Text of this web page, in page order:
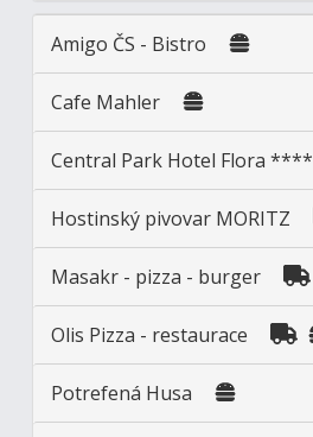
Amigo ČS - Bistro
Cafe Mahler
Central Park Hotel Flora ****
Hostinský pivovar MORITZ
Masakr - pizza - burger
Olis Pizza - restaurace
Potrefená Husa